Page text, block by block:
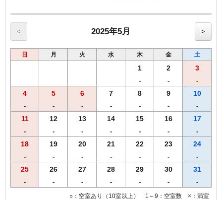
【和食】・【洋食】からお選び頂けます。
◆ご夕食◆
~【うな重】御膳~
・胡瓜の梅和え
・葱の白和え
・香の物
ださいませ。
※仕入れの状況よって内容が変更になる場合がございます。
< 2025年5月 >
日 月 火 水 木 金 土
1
-
2
-
3
-
4
-
5
-
6
-
7
-
8
-
9
-
10
-
11
-
12
-
13
-
14
-
15
-
16
-
17
-
18
-
19
-
20
-
21
-
22
-
23
-
24
-
25
-
26
-
27
-
28
-
29
-
30
-
31
-
○：空室あり（10室以上） 1～9：空室数 ×：満室